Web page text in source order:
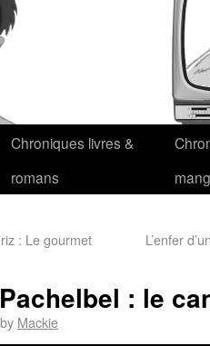
Chroniques livres &
romans
: Le gourmet
L’enfer
: le
by Mackie